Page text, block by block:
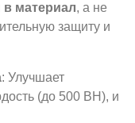
материал, а не
защиту и
: Улучшает
(до 500 ВН), и